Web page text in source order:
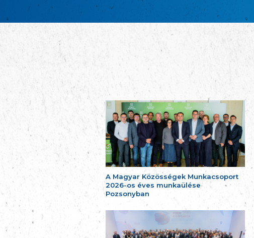
A Magyar Közösségek Munkacsoport
2026-os éves munkaülése
Pozsonyban